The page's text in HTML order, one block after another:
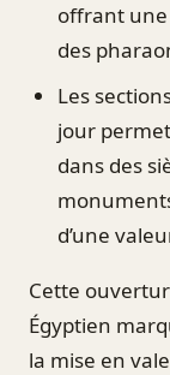
offrant une
des
Les
jour
dans des
d’une
Cette
Égyptien
la mise en